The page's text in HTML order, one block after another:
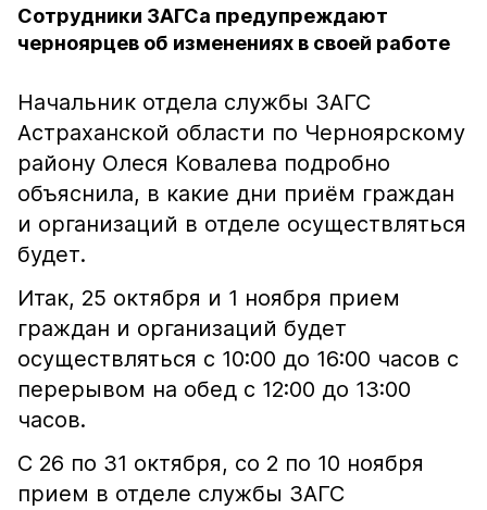
Сотрудники ЗАГСа предупреждают
черноярцев об изменениях в своей работе
Начальник отдела службы ЗАГС
Астраханской области по Черноярскому
району Олеся Ковалева подробно
объяснила, в какие дни приём граждан
и организаций в отделе осуществляться
будет.
Итак, 25 октября и 1 ноября прием
граждан и организаций будет
осуществляться с 10:00 до 16:00 часов с
перерывом на обед с 12:00 до 13:00
часов.
С 26 по 31 октября, со 2 по 10 ноября
прием в отделе службы ЗАГС